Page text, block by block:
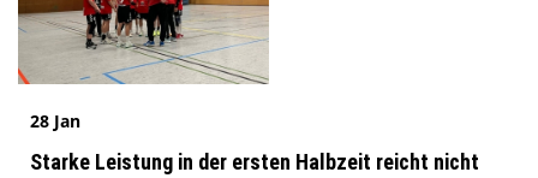
28 Jan
Starke Leistung in der ersten Halbzeit reicht nicht